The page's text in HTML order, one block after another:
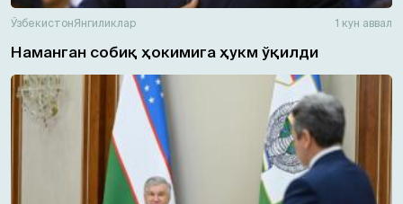
ЎзбекистонЯнгиликлар 1 кун аввал
Наманган собиқ ҳокимига ҳукм ўқилди